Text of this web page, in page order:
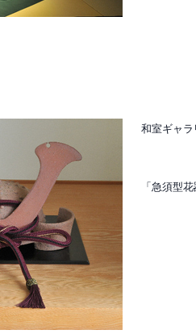
和室ギャラ
「急須型花